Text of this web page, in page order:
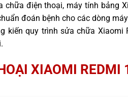
điện thoại, máy tính bảng
đoán bệnh cho các dòng
kiến quy trình sửa chữa
XIAOMI REDMI